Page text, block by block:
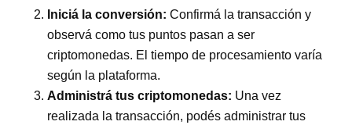
Iniciá la conversión: Confirmá la transacción y
observá como tus puntos pasan a ser
criptomonedas. El tiempo de procesamiento varía
según la plataforma.
Administrá tus criptomonedas: Una vez
realizada la transacción, podés administrar tus